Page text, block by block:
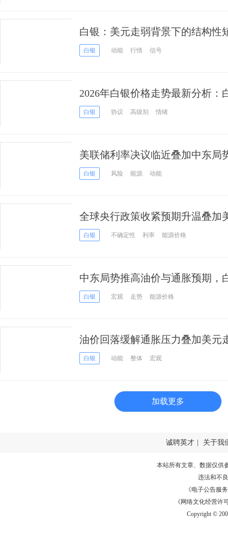
白银：美元走弱背景下的结构性
白银 动能 行情 信号
2026年白银价格走势最新分析：
协议能否将银价推上80美元？
白银 协议 高级别 情绪
美联储利率决议临近叠加中东局
持震荡调整
白银 风险 能源 动能
全球央行政策收紧预期升温叠加
元创两周新低
白银 不确定性 利率 能源价格
中东局势推高油价与通胀预期，
白银 宏观 走势 能源价格
油价回落缓解通胀压力叠加美元
美元但仍处震荡区间
白银 动能 整体 宏观
加载更多
诚聘英才 关于我
本站所有文章、数据仅供
违法和不
《电子公告服务
《网络文化经营许
Copyright ©